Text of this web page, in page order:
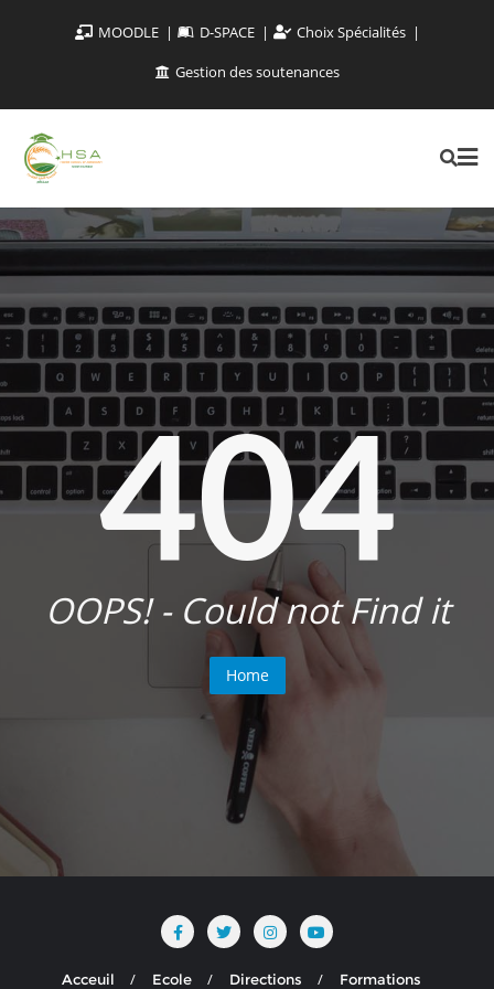
MOODLE D-SPACE
Choix Spécialités
Gestion des soutenances
404
OOPS! - Could not Find it
Home
Acceuil Ecole Directions Formations